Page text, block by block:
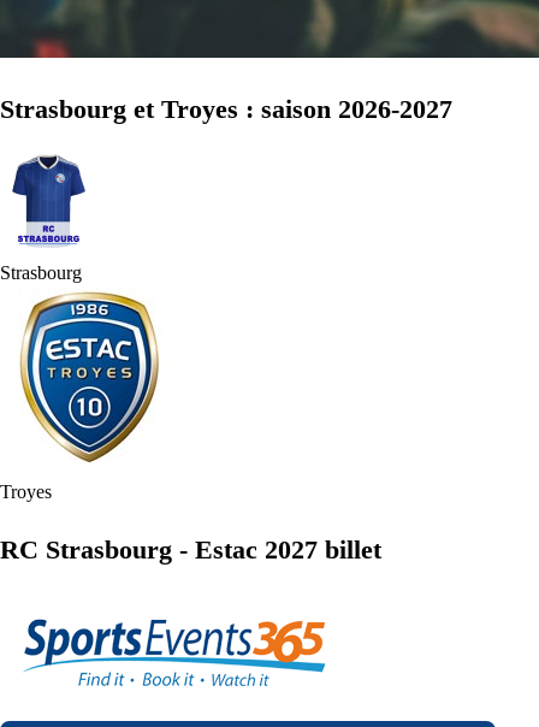
Strasbourg et Troyes : saison 2026-2027
Strasbourg
Troyes
RC Strasbourg - Estac 2027 billet